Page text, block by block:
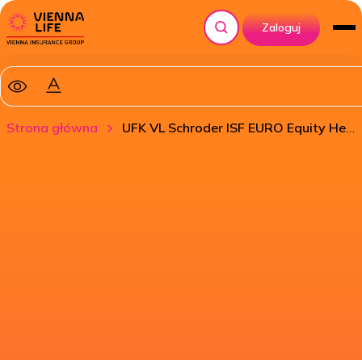
Szukaj
Zaloguj
Strona główna UFK VL Schroder ISF EURO Equity Hedged PLN